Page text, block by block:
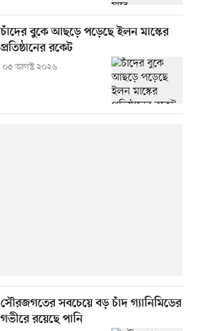
চাঁদের বুকে আছড়ে পড়েছে ইলন মাস্কের
প্রতিষ্ঠানের রকেট
০৫ আগস্ট ২০২৬
সৌরজগতের সবচেয়ে বড় চাঁদ গ্যানিমিডের
গভীরে রয়েছে পানি